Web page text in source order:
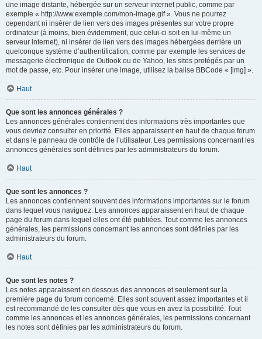
une image distante, hébergée sur un serveur internet public, comme par
exemple « http://www.exemple.com/mon-image.gif ». Vous ne pourrez
cependant ni insérer de lien vers des images présentes sur votre propre
ordinateur (à moins, bien évidemment, que celui-ci soit en lui-même un
serveur internet), ni insérer de lien vers des images hébergées derrière un
quelconque système d’authentification, comme par exemple les services de
messagerie électronique de Outlook ou de Yahoo, les sites protégés par un
mot de passe, etc. Pour insérer une image, utilisez la balise BBCode « [img] ».
Haut
Que sont les annonces générales ?
Les annonces générales contiennent des informations très importantes que
vous devriez consulter en priorité. Elles apparaissent en haut de chaque forum
et dans le panneau de contrôle de l’utilisateur. Les permissions concernant les
annonces générales sont définies par les administrateurs du forum.
Haut
Que sont les annonces ?
Les annonces contiennent souvent des informations importantes sur le forum
dans lequel vous naviguez. Les annonces apparaissent en haut de chaque
page du forum dans lequel elles ont été publiées. Tout comme les annonces
générales, les permissions concernant les annonces sont définies par les
administrateurs du forum.
Haut
Que sont les notes ?
Les notes apparaissent en dessous des annonces et seulement sur la
première page du forum concerné. Elles sont souvent assez importantes et il
est recommandé de les consulter dès que vous en avez la possibilité. Tout
comme les annonces et les annonces générales, les permissions concernant
les notes sont définies par les administrateurs du forum.